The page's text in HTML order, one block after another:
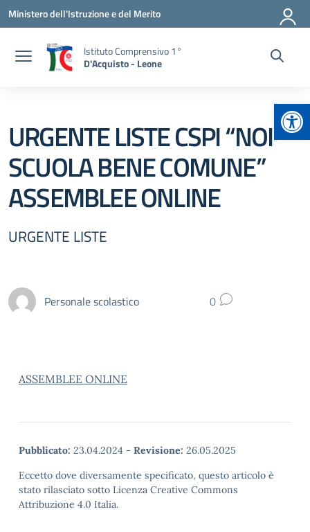
Vai ai contenuti
Vai al menu di navigazione
Vai al footer
Ministero dell'Istruzione e del Merito
Istituto Comprensivo 1°
D'Acquisto - Leone
URGENTE LISTE CSPI “NOI
SCUOLA BENE COMUNE”
ASSEMBLEE ONLINE
URGENTE LISTE
Personale scolastico 0
ASSEMBLEE ONLINE
Pubblicato: 23.04.2024 - Revisione: 26.05.2025
Eccetto dove diversamente specificato, questo articolo è
stato rilasciato sotto Licenza Creative Commons
Attribuzione 4.0 Italia.